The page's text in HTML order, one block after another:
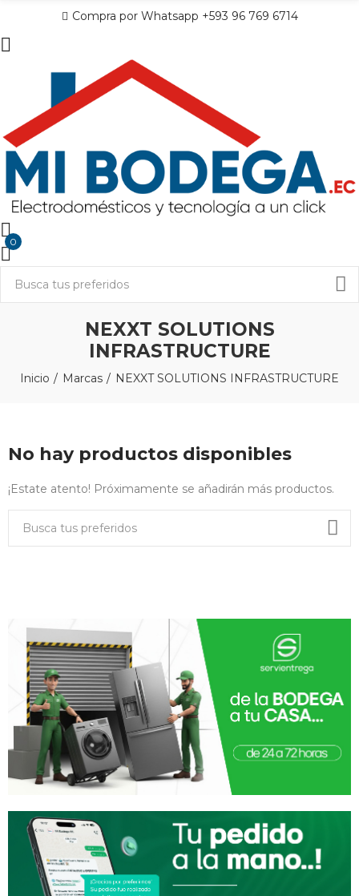
Compra por Whatsapp +593 96 769 6714
0
NEXXT SOLUTIONS
INFRASTRUCTURE
Inicio Marcas NEXXT SOLUTIONS INFRASTRUCTURE
No hay productos disponibles
¡Estate atento! Próximamente se añadirán más productos.